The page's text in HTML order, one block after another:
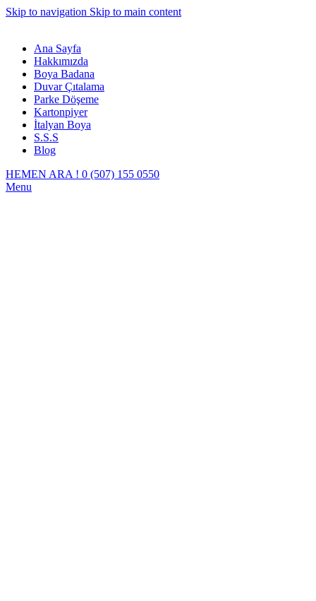
Skip to navigation Skip to main content
Ana Sayfa
Hakkımızda
Boya Badana
Duvar Çıtalama
Parke Döşeme
Kartonpiyer
İtalyan Boya
S.S.S
Blog
HEMEN ARA ! 0 (507) 155 0550
Menu